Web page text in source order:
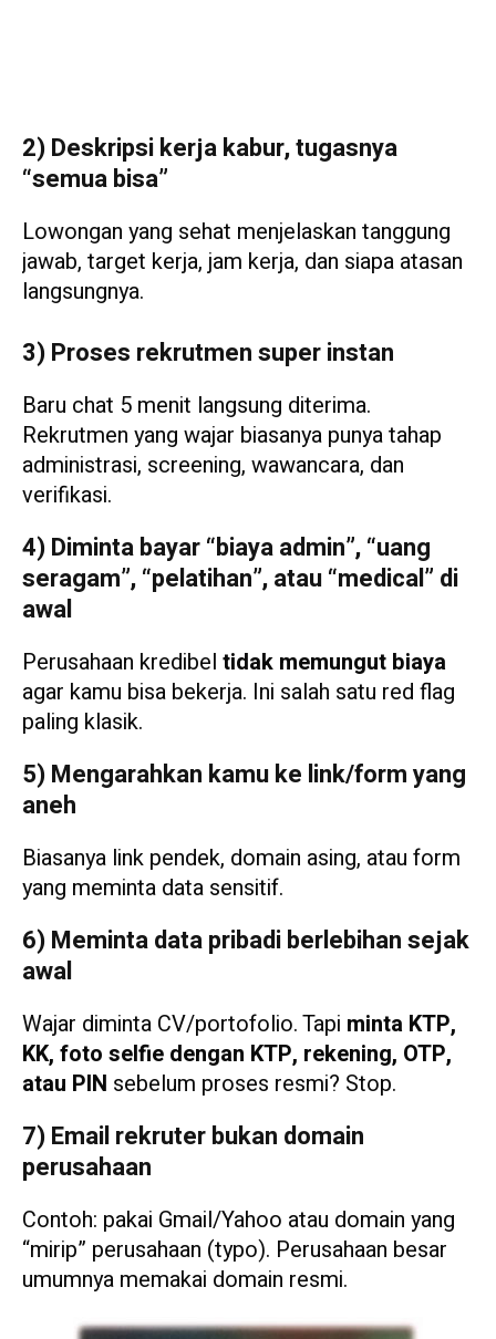
2) Deskripsi kerja kabur, tugasnya
“semua bisa”
Lowongan yang sehat menjelaskan tanggung
jawab, target kerja, jam kerja, dan siapa atasan
langsungnya.
3) Proses rekrutmen super instan
Baru chat 5 menit langsung diterima.
Rekrutmen yang wajar biasanya punya tahap
administrasi, screening, wawancara, dan
verifikasi.
4) Diminta bayar “biaya admin”, “uang
seragam”, “pelatihan”, atau “medical” di
awal
Perusahaan kredibel tidak memungut biaya
agar kamu bisa bekerja. Ini salah satu red flag
paling klasik.
5) Mengarahkan kamu ke link/form yang
aneh
Biasanya link pendek, domain asing, atau form
yang meminta data sensitif.
6) Meminta data pribadi berlebihan sejak
awal
Wajar diminta CV/portofolio. Tapi minta KTP,
KK, foto selfie dengan KTP, rekening, OTP,
atau PIN sebelum proses resmi? Stop.
7) Email rekruter bukan domain
perusahaan
Contoh: pakai Gmail/Yahoo atau domain yang
“mirip” perusahaan (typo). Perusahaan besar
umumnya memakai domain resmi.